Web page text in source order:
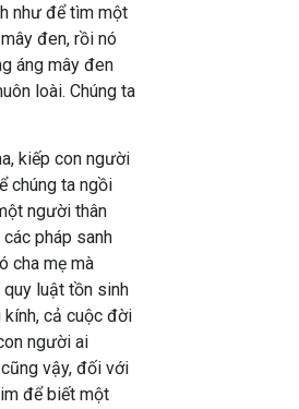
như để tìm một
đen, rồi nó
áng mây đen
loài. Chúng ta
kiếp con người
chúng ta ngồi
người thân
pháp sanh
cha mẹ mà
luật tồn sinh
cả cuộc đời
người ai
vậy, đối với
để biết một